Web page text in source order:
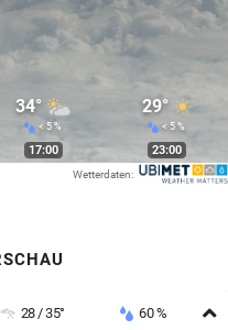
34°
< 5 %
17:00
29°
< 5 %
23:00
Wetterdaten:
28 / 35° 60 %